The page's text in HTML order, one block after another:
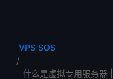
VPS SOS
什么是虚拟专用服务器 |